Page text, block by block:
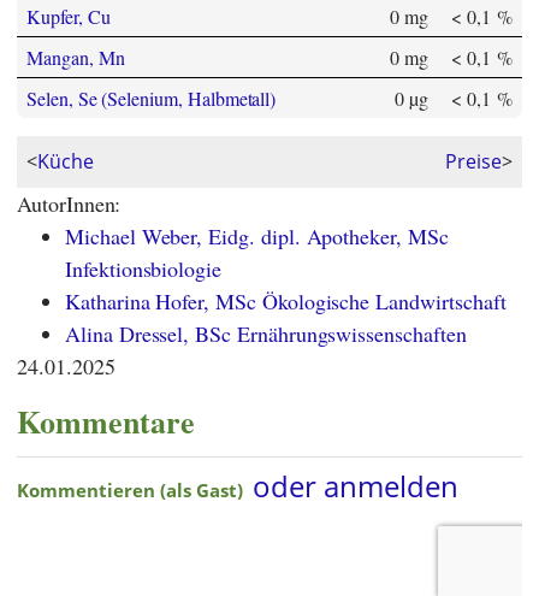
Kupfer, Cu 0 mg
< 0,1 %
Mangan, Mn
0 mg
< 0,1 %
Selen, Se (Selenium, Halbmetall)
0 µg < 0,1 %
<Küche Preise>
AutorInnen:
Michael Weber, Eidg. dipl. Apotheker, MSc
Infektionsbiologie
Katharina Hofer, MSc Ökologische Landwirtschaft
Alina Dressel, BSc Ernährungswissenschaften
24.01.2025
Kommentare